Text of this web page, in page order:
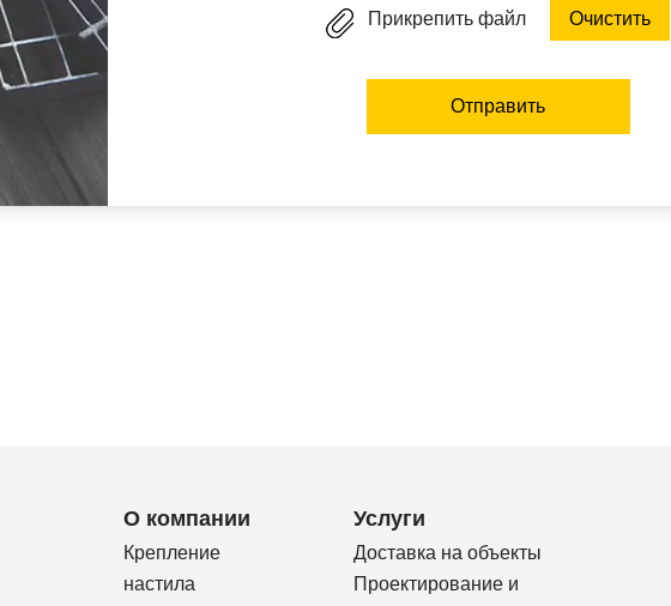
Прикрепить файл Очистить
Отправить
О компании
Крепление
настила
Услуги
Доставка на объекты
Проектирование и